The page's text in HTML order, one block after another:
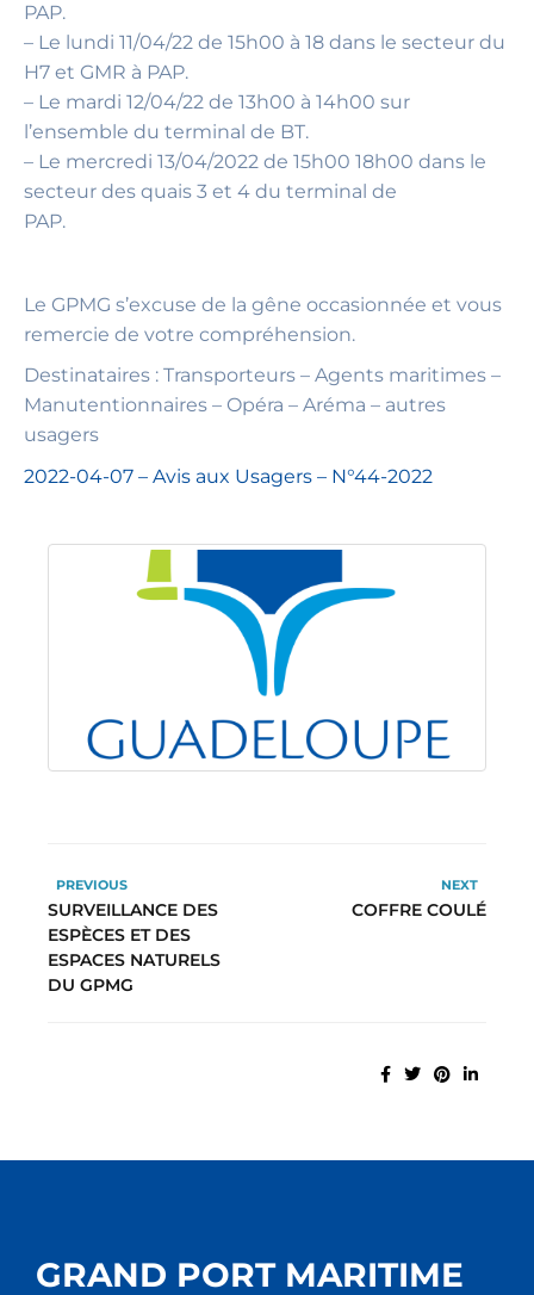
PAP.
– Le lundi 11/04/22 de 15h00 à 18 dans le secteur du
H7 et GMR à PAP.
– Le mardi 12/04/22 de 13h00 à 14h00 sur
l’ensemble du terminal de BT.
– Le mercredi 13/04/2022 de 15h00 18h00 dans le
secteur des quais 3 et 4 du terminal de
PAP.
Le GPMG s’excuse de la gêne occasionnée et vous
remercie de votre compréhension.
Destinataires : Transporteurs – Agents maritimes –
Manutentionnaires – Opéra – Aréma – autres
usagers
2022-04-07 – Avis aux Usagers – N°44-2022
PREVIOUS
SURVEILLANCE DES
ESPÈCES ET DES
ESPACES NATURELS
DU GPMG
NEXT
COFFRE COULÉ
GRAND PORT MARITIME